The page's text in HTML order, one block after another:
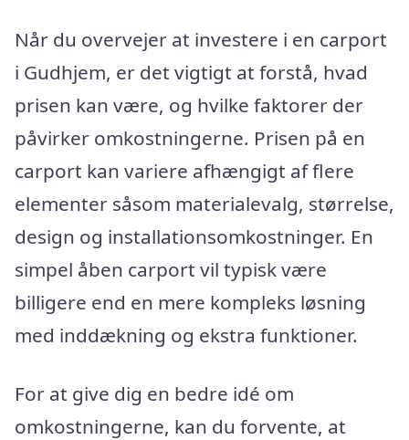
Når du overvejer at investere i en carport
i Gudhjem, er det vigtigt at forstå, hvad
prisen kan være, og hvilke faktorer der
påvirker omkostningerne. Prisen på en
carport kan variere afhængigt af flere
elementer såsom materialevalg, størrelse,
design og installationsomkostninger. En
simpel åben carport vil typisk være
billigere end en mere kompleks løsning
med inddækning og ekstra funktioner.
For at give dig en bedre idé om
omkostningerne, kan du forvente, at